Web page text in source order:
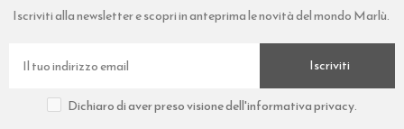
Iscriviti alla newsletter e scopri in anteprima le novità del mondo Marlù.
Iscriviti
Dichiaro di aver preso visione dell'informativa privacy.